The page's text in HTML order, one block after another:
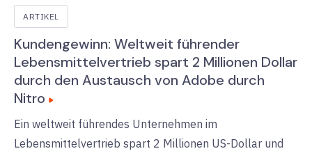
ARTIKEL
Kundengewinn: Weltweit führender
Lebensmittelvertrieb spart 2 Millionen Dollar
durch den Austausch von Adobe durch
Nitro
Ein weltweit führendes Unternehmen im
Lebensmittelvertrieb spart 2 Millionen US-Dollar und